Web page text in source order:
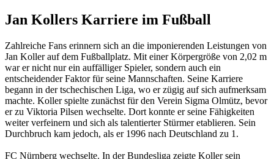
Jan Kollers Karriere im Fußball
Zahlreiche Fans erinnern sich an die imponierenden Leistungen von
Jan Koller auf dem Fußballplatz. Mit einer Körpergröße von 2,02 m
war er nicht nur ein auffälliger Spieler, sondern auch ein
entscheidender Faktor für seine Mannschaften. Seine Karriere
begann in der tschechischen Liga, wo er zügig auf sich aufmerksam
machte. Koller spielte zunächst für den Verein Sigma Olmütz, bevor
er zu Viktoria Pilsen wechselte. Dort konnte er seine Fähigkeiten
weiter verfeinern und sich als talentierter Stürmer etablieren. Sein
Durchbruch kam jedoch, als er 1996 nach Deutschland zu 1.
FC Nürnberg wechselte. In der Bundesliga zeigte Koller sein